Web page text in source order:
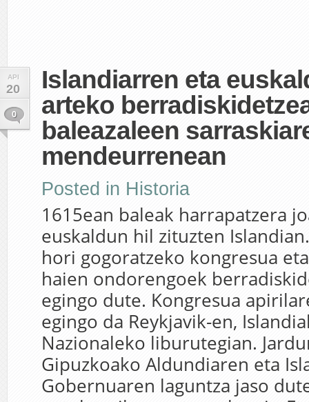
API
20
0
Islandiarren eta
arteko
baleazaleen
mendeurrenean
Posted in Historia
1615ean baleak harrapatzera
euskaldun hil zituzten
hori gogoratzeko kongresua
haien ondorengoek
egingo dute. Kongresua
egingo da Reykjavik-en,
Nazionaleko liburutegian.
Gipuzkoako Aldundiaren eta
Gobernuaren laguntza jaso